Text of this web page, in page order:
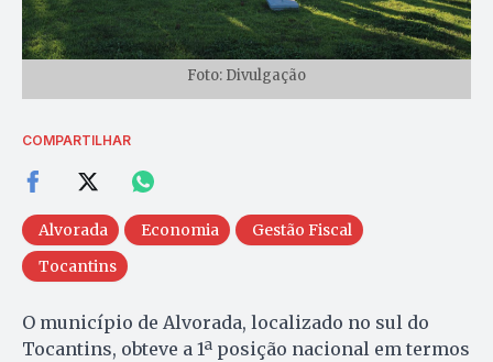
Foto: Divulgação
COMPARTILHAR
Alvorada Economia
Gestão Fiscal
Tocantins
O município de Alvorada, localizado no sul do
Tocantins, obteve a 1ª posição nacional em termos